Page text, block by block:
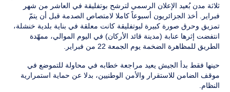
ثلاثة مدن بُعيد الإعلان الرسمي لترشح بوتفليقة في العاشر من شهر
فبراير. أخذ الجزائريون أسبوعاً كاملا لامتصاص الصدمة قبل أن يتمّ
تمزيق وحرق صورة كبيرة لبوتفليقة كانت معلقة في بناية بلدية خنشلة،
انتفضت إثرها عنابة (مدينة قائد الأركان) في اليوم الموالي، ممهّدة
الطريق للمظاهرة الضخمة يوم الجمعة 22 من فبراير.
حينها فقط بدأ الجيش يعيد مراجعة خطابه في محاولة للتموضع في
موقف الضامن للاستقرار والأمن الوطنيين، بدلا عن حماية استمرارية
النظام.